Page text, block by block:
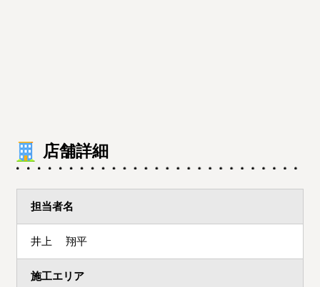
店舗詳細
担当者名
井上 翔平
施工エリア